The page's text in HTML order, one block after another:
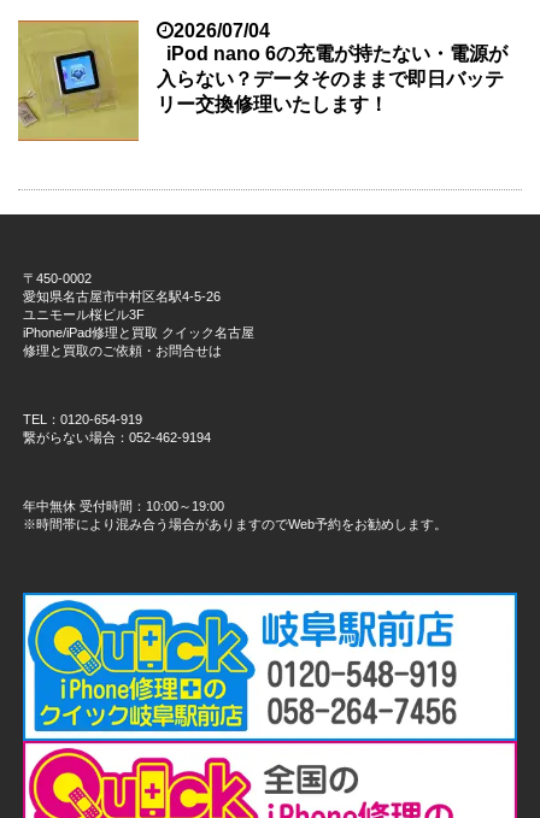
2026/07/04
iPod nano 6の充電が持たない・電源が
入らない？データそのままで即日バッテ
リー交換修理いたします！
〒450-0002
愛知県名古屋市中村区名駅4-5-26
ユニモール桜ビル3F
iPhone/iPad修理と買取 クイック名古屋
修理と買取のご依頼・お問合せは
TEL：0120-654-919
繋がらない場合：052-462-9194
年中無休 受付時間：10:00～19:00
※時間帯により混み合う場合がありますのでWeb予約をお勧めします。